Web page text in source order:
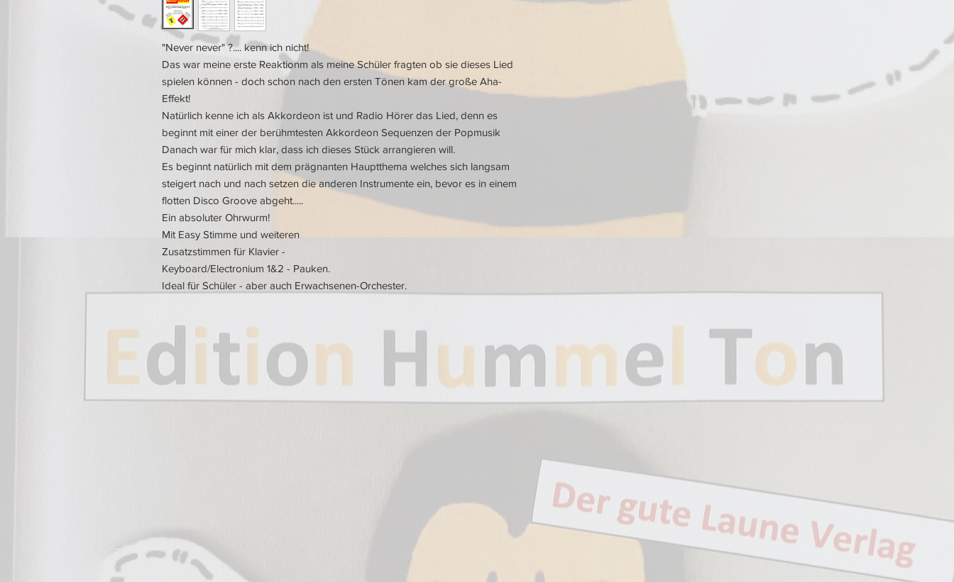
"Never never" ?.... kenn ich nicht!
Das war meine erste Reaktionm als meine Schüler fragten ob sie dieses Lied
spielen können - doch schon nach den ersten Tönen kam der große Aha-
Effekt!
Natürlich kenne ich als Akkordeon ist und Radio Hörer das Lied, denn es
beginnt mit einer der berühmtesten Akkordeon Sequenzen der Popmusik
Danach war für mich klar, dass ich dieses Stück arrangieren will.
Es beginnt natürlich mit dem prägnanten Hauptthema welches sich langsam
steigert nach und nach setzen die anderen Instrumente ein, bevor es in einem
flotten Disco Groove abgeht.....
Ein absoluter Ohrwurm!
Mit Easy Stimme und weiteren
Zusatzstimmen für Klavier -
Keyboard/Electronium 1&2 - Pauken.
Ideal für Schüler - aber auch Erwachsenen-Orchester.